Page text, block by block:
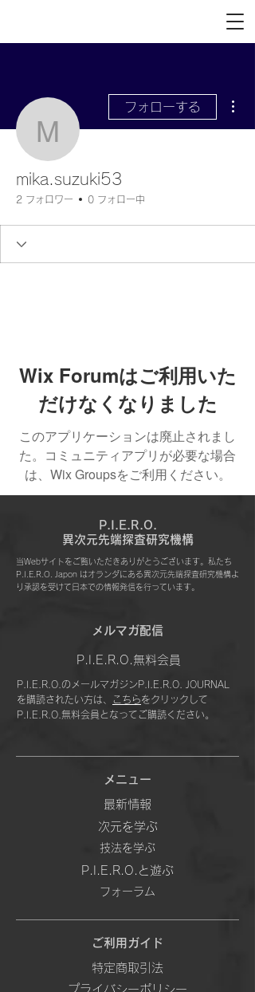
mika.suzuki53
フォローする
mika.suzuki53
2 フォロワー 0 フォロー中
Wix Forumはご利用いた
だけなくなりました
このアプリケーションは廃止されまし
た。コミュニティアプリが必要な場合
は、Wix Groupsをご利用ください。
P.I.E.R.O.
​異次元先端探査研究機構
当Webサイトをご覧いただきありがとうございます。私たち
P.I.E.R.O. Japon はオランダにある異次元先端探査研究機構よ
り承認を受けて日本での情報発信を行っています。
​メルマガ配信
P.I.E.R.O.無料会員
P.I.E.R.O.のメールマガジンP.I.E.R.O. JOURNAL
を購読されたい方は、 こちらをクリックして
P.I.E.R.O.無料会員となってご購読ください。
メニュー
最新情報
次元を学ぶ
技法を学ぶ
P.I.E.R.O.と遊ぶ
フォーラム
ご利用ガイド
特定商取引法
プライバシーポリシー